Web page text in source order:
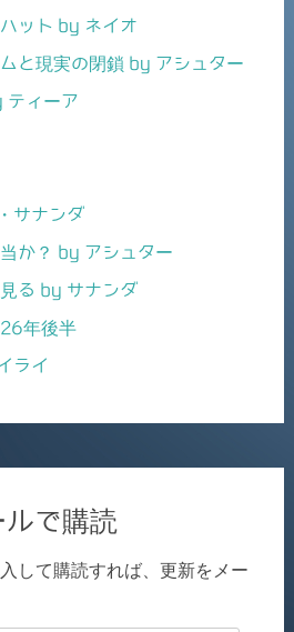
ット by ネイオ
と現実の閉鎖 by アシュター
ティーア
サナンダ
か？ by アシュター
る by サナンダ
年後半
ライ
で購読
して購読すれば、更新をメー